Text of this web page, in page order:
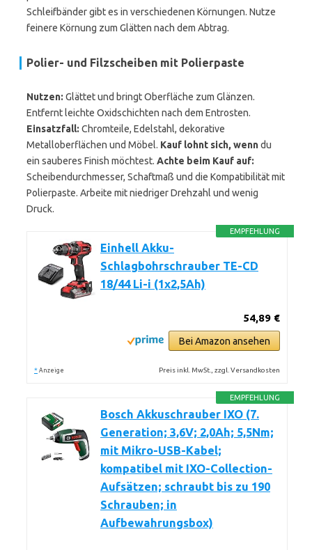
Schleifbänder gibt es in verschiedenen Körnungen. Nutze
feinere Körnung zum Glätten nach dem Abtrag.
Polier- und Filzscheiben mit Polierpaste
Nutzen: Glättet und bringt Oberfläche zum Glänzen.
Entfernt leichte Oxidschichten nach dem Entrosten.
Einsatzfall: Chromteile, Edelstahl, dekorative
Metalloberflächen und Möbel. Kauf lohnt sich, wenndu
ein sauberes Finish möchtest. Achte beim Kauf auf:
Scheibendurchmesser, Schaftmaß und die Kompatibilität mit
Polierpaste. Arbeite mit niedriger Drehzahl und wenig
Druck.
EMPFEHLUNG
Einhell Akku-
Schlagbohrschrauber TE-CD
18/44 Li-i (1x2,5Ah)
54,89 €
Bei Amazon ansehen
* Anzeige Preis inkl. MwSt., zzgl. Versandkosten
EMPFEHLUNG
Bosch Akkuschrauber IXO (7.
Generation; 3,6V; 2,0Ah; 5,5Nm;
mit Mikro-USB-Kabel;
kompatibel mit IXO-Collection-
Aufsätzen; schraubt bis zu 190
Schrauben; in
Aufbewahrungsbox)